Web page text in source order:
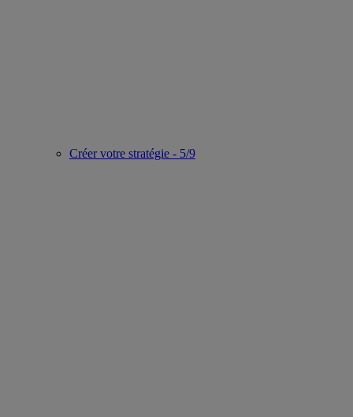
Créer votre stratégie - 5/9